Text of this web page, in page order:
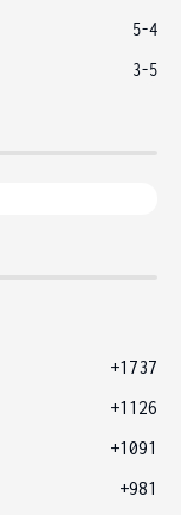
5-4
3-5
+1737
+1126
+1091
+981